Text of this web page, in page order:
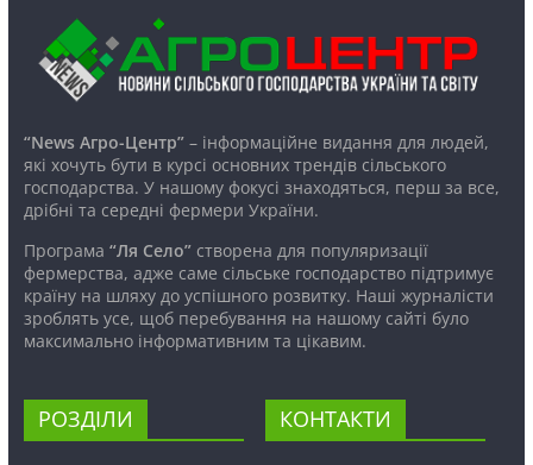
“News Агро-Центр”– інформаційне видання для людей,
які хочуть бути в курсі основних трендів сільського
господарства. У нашому фокусі знаходяться, перш за все,
дрібні та середні фермери України.
Програма “Ля Село”створена для популяризації
фермерства, адже саме сільське господарство підтримує
країну на шляху до успішного розвитку. Наші журналісти
зроблять усе, щоб перебування на нашому сайті було
максимально інформативним та цікавим.
РОЗДІЛИ КОНТАКТИ